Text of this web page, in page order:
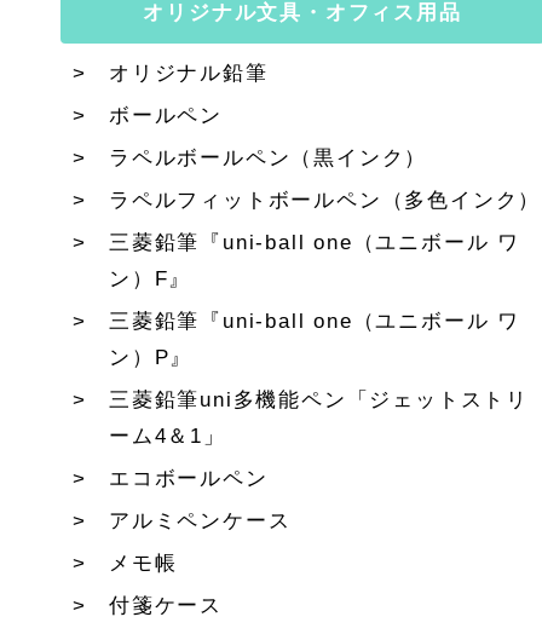
オリジナル文具・オフィス用品
オリジナル鉛筆
ボールペン
ラペルボールペン（黒インク）
ラペルフィットボールペン（多色インク）
三菱鉛筆『uni-ball one（ユニボール ワ
ン）F』
三菱鉛筆『uni-ball one（ユニボール ワ
ン）P』
三菱鉛筆uni多機能ペン「ジェットストリ
ーム4＆1」
エコボールペン
アルミペンケース
メモ帳
付箋ケース